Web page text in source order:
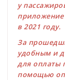
у
приложение
в 2021 году.
За
удобным и
для оплаты
помощью